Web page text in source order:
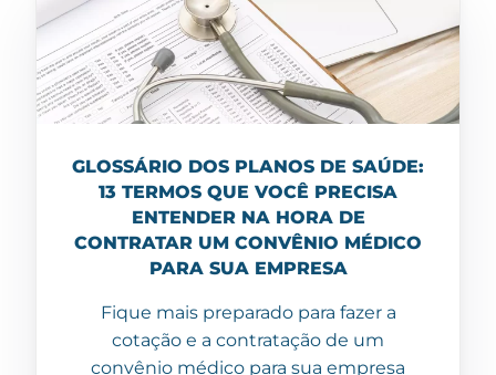
GLOSSÁRIO DOS PLANOS DE SAÚDE:
13 TERMOS QUE VOCÊ PRECISA
ENTENDER NA HORA DE
CONTRATAR UM CONVÊNIO MÉDICO
PARA SUA EMPRESA
Fique mais preparado para fazer a
cotação e a contratação de um
convênio médico para sua empresa
Blog
Portfolio